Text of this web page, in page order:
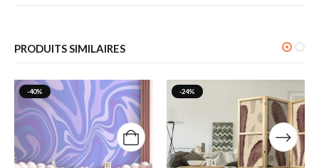
PRODUITS SIMILAIRES
-40% -24%